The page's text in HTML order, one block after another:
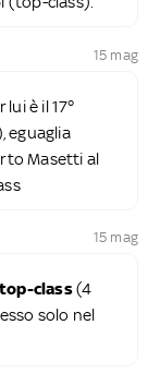
15 mag
lui è il 17°
eguaglia
Masetti al
15 mag
class(4
solo nel